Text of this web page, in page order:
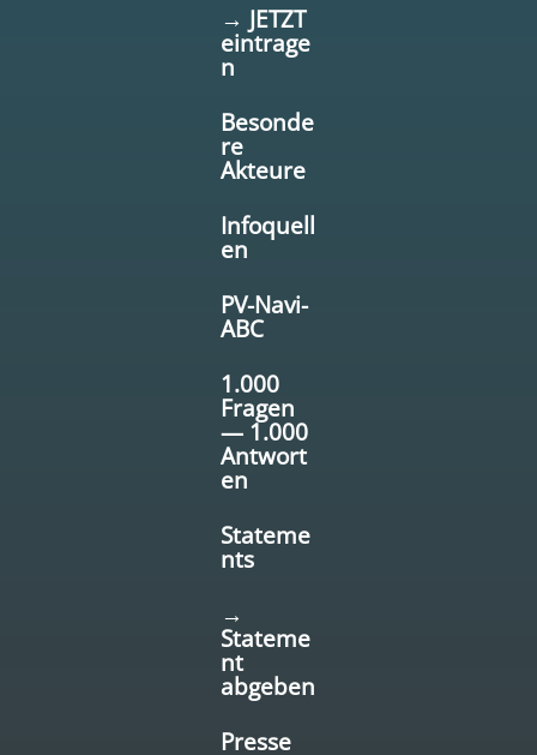
→ JETZT
eintrage
n
Besonde
re
Akteure
Infoquell
en
PV-Navi-
ABC
1.000
Fragen
— 1.000
Antwort
en
Stateme
nts
→
Stateme
nt
abgeben
Presse